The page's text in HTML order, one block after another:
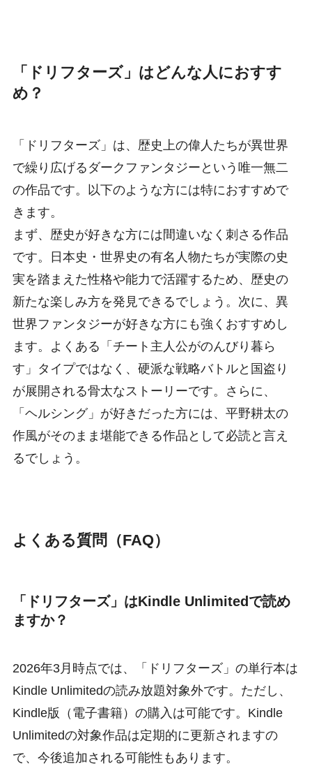
「ドリフターズ」はどんな人におすす
め？
「ドリフターズ」は、歴史上の偉人たちが異世界
で繰り広げるダークファンタジーという唯一無二
の作品です。以下のような方には特におすすめで
きます。
まず、歴史が好きな方には間違いなく刺さる作品
です。日本史・世界史の有名人物たちが実際の史
実を踏まえた性格や能力で活躍するため、歴史の
新たな楽しみ方を発見できるでしょう。次に、異
世界ファンタジーが好きな方にも強くおすすめし
ます。よくある「チート主人公がのんびり暮ら
す」タイプではなく、硬派な戦略バトルと国盗り
が展開される骨太なストーリーです。さらに、
「ヘルシング」が好きだった方には、平野耕太の
作風がそのまま堪能できる作品として必読と言え
るでしょう。
よくある質問（FAQ）
「ドリフターズ」はKindle Unlimitedで読め
ますか？
2026年3月時点では、「ドリフターズ」の単行本は
Kindle Unlimitedの読み放題対象外です。ただし、
Kindle版（電子書籍）の購入は可能です。Kindle
Unlimitedの対象作品は定期的に更新されますの
で、今後追加される可能性もあります。